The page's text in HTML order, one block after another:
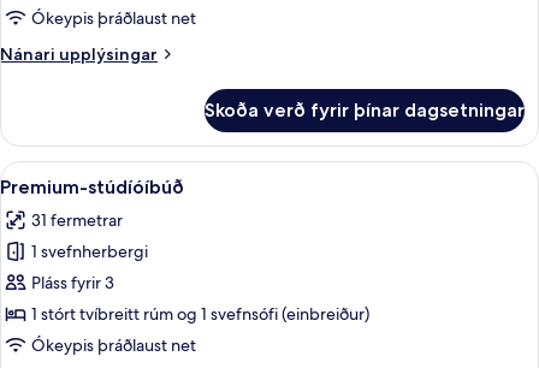
Ókeypis þráðlaust net
Nánari upplýsingar
Nánari
stúdíóíbúð
Skoða verð fyrir þínar dagsetningar
Skoða
allar
myndir
fyrir
Premium-
stúdíóíbúð
Premium-stúdíóíbúð | Rúmföt af
9
Premium-stúdíóíbúð
31 fermetrar
1 svefnherbergi
Pláss fyrir 3
1 stórt tvíbreitt rúm og 1 svefnsófi (einbreiður)
Ókeypis þráðlaust net